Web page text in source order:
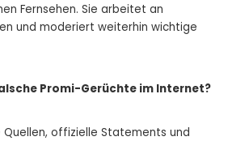
Fernsehen. Sie arbeitet an
und moderiert weiterhin wichtige
Promi-Gerüchte im Internet?
offizielle Statements und